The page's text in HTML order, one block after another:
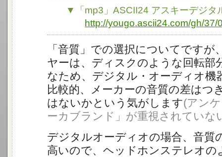
▼「mp3」ASCII24 アスキーデジタ
http://yougo.ascii24.com/gh/37/
「音質」での選択についてですが
ヤーは、ディスクのような回転部
なため、デジタル・オーディオ機
比較的、メーカーの音質の差はつ
はないかという気がします(アン
ーカブランド」が重視されていな
デジタルオーディオの場合、音質
高いので、ヘッドホンステレオの